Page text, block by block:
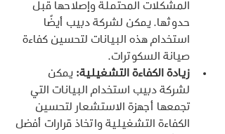
المشكلات المحتملة وإصلاحها قبل
حدوثها. يمكن لشركة دبيب أيضًا
استخدام هذه البيانات لتحسين كفاءة
صيانة السكوترات.
زيادة الكفاءة التشغيلية: يمكن
لشركة دبيب استخدام البيانات التي
تجمعها أجهزة الاستشعار لتحسين
الكفاءة التشغيلية واتخاذ قرارات أفضل